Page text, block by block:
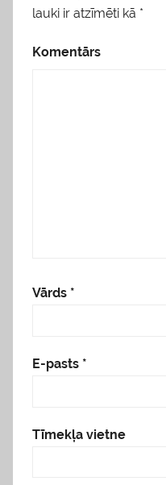
lauki ir atzīmēti kā *
Komentārs
Vārds *
E-pasts *
Tīmekļa vietne